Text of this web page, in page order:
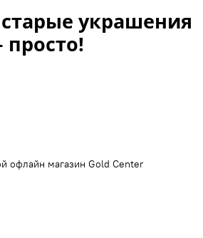
украшения
просто!
офлайн магазин Gold Center